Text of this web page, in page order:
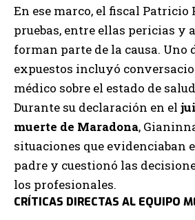
En ese marco, el fiscal
pruebas, entre ellas pericias y
forman parte de la causa. Uno
expuestos incluyó
médico sobre el estado de
Durante su declaración en el
muerte de Maradona,
situaciones que evidenciaban
padre y cuestionó las
los profesionales.
CRÍTICAS DIRECTAS AL EQUIPO